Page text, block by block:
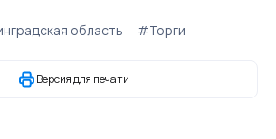
область #Торги
Версия для печати